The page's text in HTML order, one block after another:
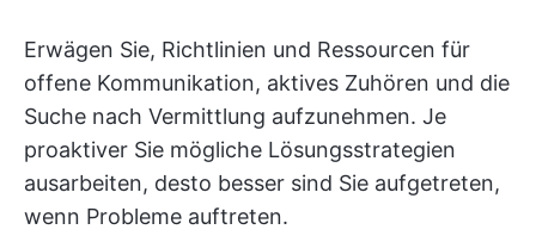
Erwägen Sie, Richtlinien und Ressourcen für
offene Kommunikation, aktives Zuhören und die
Suche nach Vermittlung aufzunehmen. Je
proaktiver Sie mögliche Lösungsstrategien
ausarbeiten, desto besser sind Sie aufgetreten,
wenn Probleme auftreten.